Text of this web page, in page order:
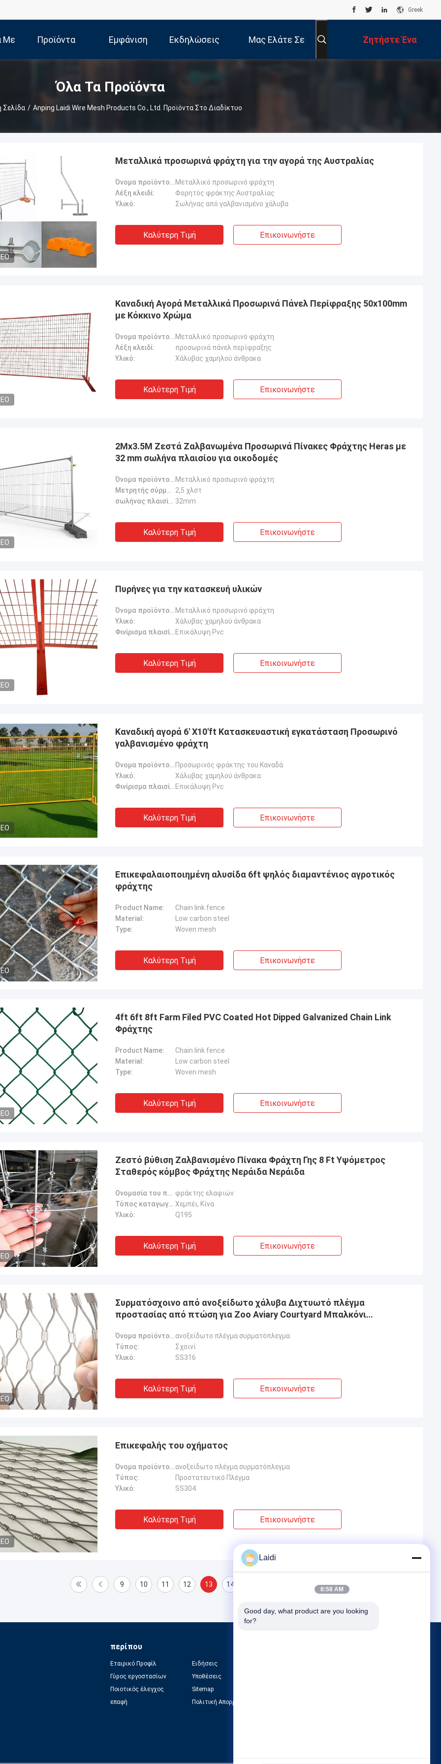
Greek
Με Προϊόντα Εμφάνιση
VR
Εκδηλώσεις Μας Ελάτε Σε Ζητήστε Ένα
Απόσπασμα
Όλα Τα Προϊόντα
Σελίδα / Anping Laidi Wire Mesh Products Co., Ltd. Προϊόντα Στο Διαδίκτυο
των προϊόντων φράχτη
πολύ υπομονετικός και
μαζί μου, με συμβούλεψαν
ιδέες για τα προϊόντα, έτσι
να δουλέψω μαζί τους.Αλλά η
είναι πολύ ανταγωνιστική και
και με την
πολύ αξιόπιστος
Η ποιότητα των προϊόντων σας είναι
με βοήθησες να μάθω περισσότερα για τα
προϊόντα, πιστεύω στο μέλλον.
Μεταλλικά προσωρινά φράχτη για την αγορά της Αυστραλίας
Όνομα προϊόντος: Μεταλλικό προσωρινό φράχτη
Λέξη κλειδί:
Φορητός φράκτης Αυστραλίας
Υλικό:
Σωλήνας από γαλβανισμένο χάλυβα
Καλύτερη Τιμή Επικοινωνήστε
Καναδική Αγορά Μεταλλικά Προσωρινά Πάνελ Περίφραξης 50x100mm
με Κόκκινο Χρώμα
Όνομα προϊόντος: Μεταλλικό προσωρινό φράχτη
Λέξη κλειδί:
προσωρινά πάνελ περίφραξης
Υλικό:
Χάλυβας χαμηλού άνθρακα
Καλύτερη Τιμή Επικοινωνήστε
2Mx3.5M Ζεστά Ζαλβανωμένα Προσωρινά Πίνακες Φράχτης Heras με
32 mm σωλήνα πλαισίου για οικοδομές
Όνομα προϊόντος: Μεταλλικό προσωρινό φράχτη
Μετρητής σύρματος:
2,5 χλστ
σωλήνας πλαισίων: 32mm
Καλύτερη Τιμή Επικοινωνήστε
Πυρήνες για την κατασκευή υλικών
Όνομα προϊόντος: Μεταλλικό προσωρινό φράχτη
Υλικό:
Χάλυβας χαμηλού άνθρακα
Φινίρισμα πλαισίου: Επικάλυψη Pvc
Καλύτερη Τιμή Επικοινωνήστε
Καναδική αγορά 6' X10'ft Κατασκευαστική εγκατάσταση Προσωρινό
γαλβανισμένο φράχτη
Όνομα προϊόντος: Προσωρινός φράκτης του Καναδά
Υλικό:
Χάλυβας χαμηλού άνθρακα
Φινίρισμα πλαισίου: Επικάλυψη Pvc
Καλύτερη Τιμή Επικοινωνήστε
Επικεφαλαιοποιημένη αλυσίδα 6ft ψηλός διαμαντένιος αγροτικός
φράχτης
Product Name:
Chain link fence
Material:
Low carbon steel
Type:
Woven mesh
Καλύτερη Τιμή Επικοινωνήστε
4ft 6ft 8ft Farm Filed PVC Coated Hot Dipped Galvanized Chain Link
Φράχτης
Product Name:
Chain link fence
Material:
Low carbon steel
Type:
Woven mesh
Καλύτερη Τιμή Επικοινωνήστε
Ζεστό βύθιση Ζαλβανισμένο Πίνακα Φράχτη Γης 8 Ft Υψόμετρος
Σταθερός κόμβος Φράχτης Νεράιδα Νεράιδα
Ονομασία του προϊόντος: φράκτης ελαφιών
Τόπος καταγωγής: Χεμπέι, Κίνα
Υλικό:
Q195
Καλύτερη Τιμή Επικοινωνήστε
Συρματόσχοινο από ανοξείδωτο χάλυβα Διχτυωτό πλέγμα
προστασίας από πτώση για Zoo Aviary Courtyard Μπαλκόνι
Όνομα προϊόντος:ανοξείδωτο πλέγμα συρματόπλεγμα
Τύπος:
Σχοινί
Υλικό:
SS316
Καλύτερη Τιμή Επικοινωνήστε
Επικεφαλής του οχήματος
Όνομα προϊόντος:ανοξείδωτο πλέγμα συρματόπλεγμα
Τύπος:
Προστατευτικό Πλέγμα
Υλικό:
SS304
Καλύτερη Τιμή Επικοινωνήστε
9 10 11 12 13 14
περίπου
Εταιρικό Προφίλ
Γύρος εργοστασίων
Ποιοτικός έλεγχος
επαφή
Ειδήσεις
Υποθέσεις
Sitemap
Πολιτική Απορρήτου
Laidi
8:58 AM
Good day, what product are you looking
for?